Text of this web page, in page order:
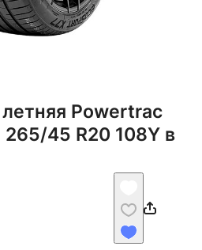
Powertrac
265/45 R20 108Y в